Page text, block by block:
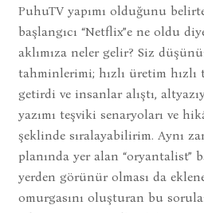
PuhuTV yapımı olduğunu
başlangıcı “Netflix”e ne oldu
aklımıza neler gelir? Siz
tahminlerimi; hızlı üretim hızlı
getirdi ve insanlar alıştı,
yazımı teşviki senaryoları ve
şeklinde sıralayabilirim. Aynı
planında yer alan “oryantalist”
yerden görünür olması da
omurgasını oluşturan bu